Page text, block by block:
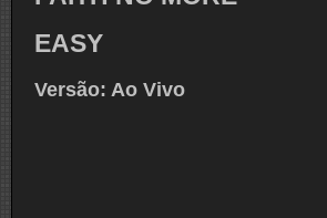
EASY
Versão: Ao Vivo